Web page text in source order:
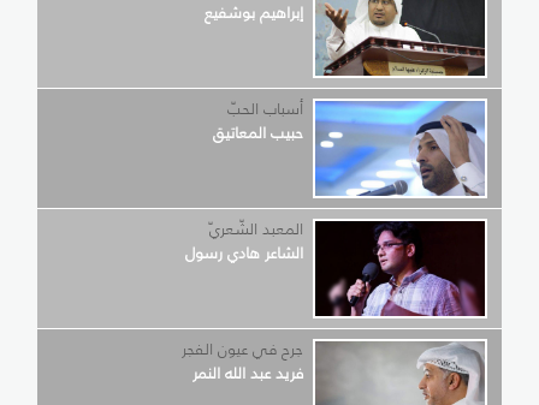
إبراهيم بوشفيع
أسباب الحبّ
حبيب المعاتيق
المعبد الشّعريّ
الشاعر هادي رسول
جرح في عيون الفجر
فريد عبد الله النمر